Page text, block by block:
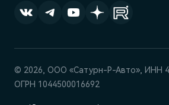
© 2026, ООО «Сатурн-Р-Авто», ИНН
ОГРН 1044500016692